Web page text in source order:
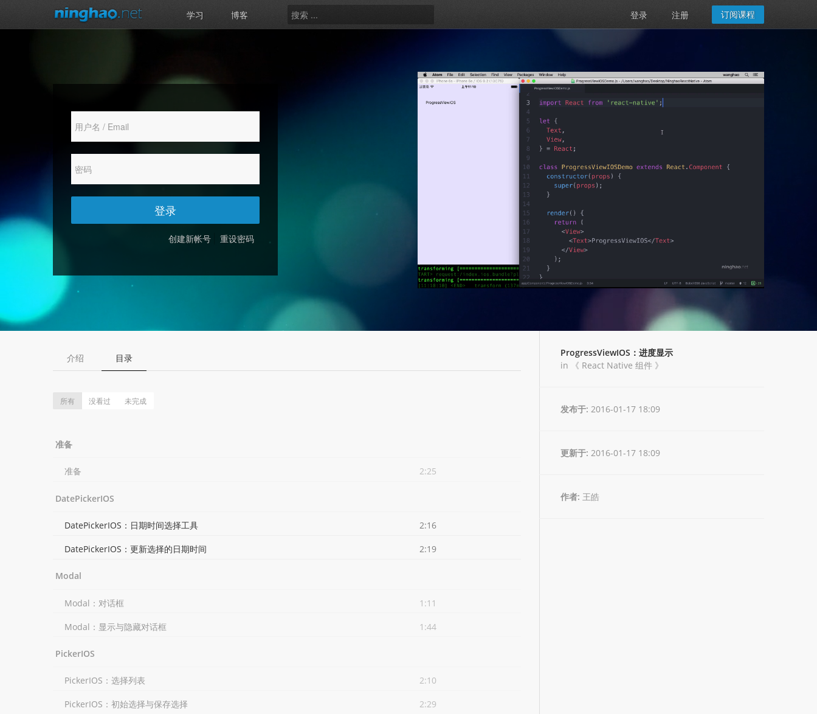
学习 博客 登录 注册 订阅课程
创建新帐号 重设密码
登录
介绍 目录
所有 没看过 未完成
准备
准备 2:25
DatePickerIOS
DatePickerIOS：日期时间选择工具 2:16
DatePickerIOS：更新选择的日期时间 2:19
Modal
Modal：对话框 1:11
Modal：显示与隐藏对话框 1:44
PickerIOS
PickerIOS：选择列表 2:10
PickerIOS：初始选择与保存选择 2:29
ProgressViewIOS：进度显示
in 《 React Native 组件 》
发布于: 2016-01-17 18:09
更新于: 2016-01-17 18:09
作者: 王皓